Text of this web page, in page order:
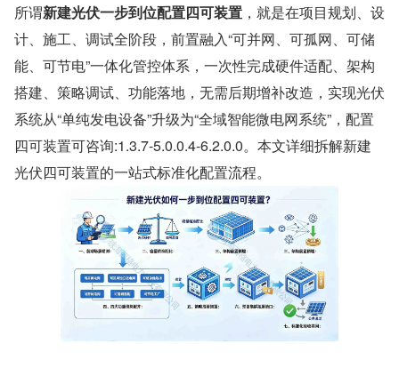
所谓新建光伏一步到位配置四可装置 ，就是在项目规划、设
计、施工、调试全阶段，前置融入“可并网、可孤网、可储
能、可节电”一体化管控体系，一次性完成硬件适配、架构
搭建、策略调试、功能落地，无需后期增补改造，实现光伏
系统从“单纯发电设备”升级为“全域智能微电网系统”，配置
四可装置可咨询:1.3.7-5.0.0.4-6.2.0.0。本文详细拆解新建
光伏四可装置的一站式标准化配置流程。